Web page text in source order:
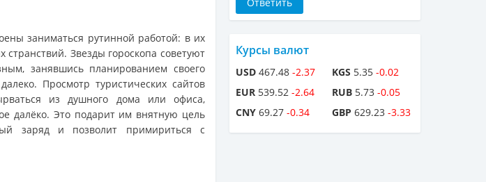
заниматься рутинной работой: в их
странствий. Звезды гороскопа советуют
занявшись планированием своего
Просмотр туристических сайтов
из душного дома или офиса,
далёко. Это подарит им внятную цель
заряд и позволит примириться с
Курсы валют
USD 467.48 -2.37
EUR 539.52 -2.64
CNY 69.27 -0.34
KGS 5.35 -0.02
RUB 5.73 -0.05
GBP 629.23 -3.33